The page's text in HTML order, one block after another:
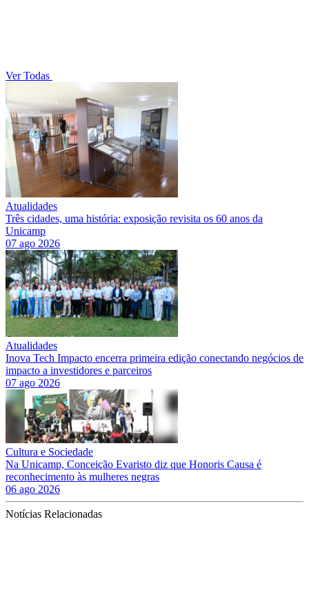
Ver Todas
Atualidades
Três cidades, uma história: exposição revisita os 60 anos da
Unicamp
07 ago 2026
Atualidades
Inova Tech Impacto encerra primeira edição conectando negócios de
impacto a investidores e parceiros
07 ago 2026
Cultura e Sociedade
Na Unicamp, Conceição Evaristo diz que Honoris Causa é
reconhecimento às mulheres negras
06 ago 2026
Notícias Relacionadas